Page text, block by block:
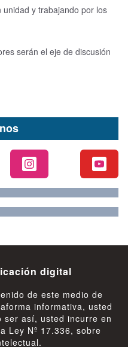
y trabajando por los
serán el eje de discusión
digital
de este medio de
informativa, usted
ser así, usted incurre en
Ley Nº 17.336, sobre